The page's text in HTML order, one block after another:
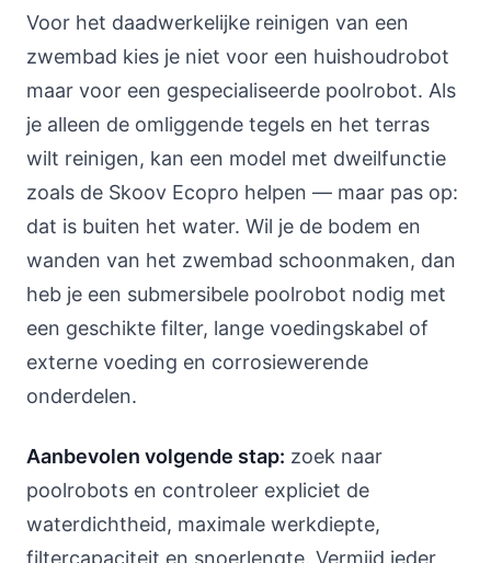
Voor het daadwerkelijke reinigen van een
zwembad kies je niet voor een huishoudrobot
maar voor een gespecialiseerde poolrobot. Als
je alleen de omliggende tegels en het terras
wilt reinigen, kan een model met dweilfunctie
zoals de Skoov Ecopro helpen — maar pas op:
dat is buiten het water. Wil je de bodem en
wanden van het zwembad schoonmaken, dan
heb je een submersibele poolrobot nodig met
een geschikte filter, lange voedingskabel of
externe voeding en corrosiewerende
onderdelen.
Aanbevolen volgende stap: zoek naar
poolrobots en controleer expliciet de
waterdichtheid, maximale werkdiepte,
filtercapaciteit en snoerlengte. Vermijd ieder